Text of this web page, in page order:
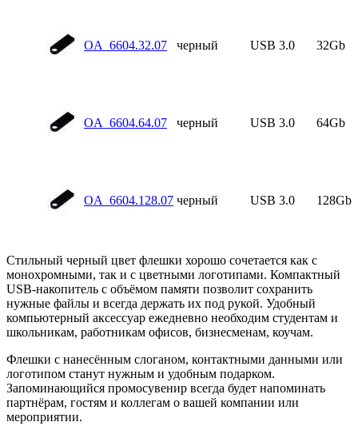
OA_6604.32.07 черный USB 3.0 32Gb
OA_6604.64.07 черный USB 3.0 64Gb
OA_6604.128.07 черный USB 3.0 128Gb
Стильный черный цвет флешки хорошо сочетается как с
монохромными, так и с цветными логотипами. Компактный
USB-накопитель с объёмом памяти позволит сохранить
нужные файлы и всегда держать их под рукой. Удобный
компьютерный аксессуар ежедневно необходим студентам и
школьникам, работникам офисов, бизнесменам, коучам.
Флешки с нанесённым слоганом, контактными данными или
логотипом станут нужным и удобным подарком.
Запоминающийся промосувенир всегда будет напоминать
партнёрам, гостям и коллегам о вашей компании или
мероприятии.